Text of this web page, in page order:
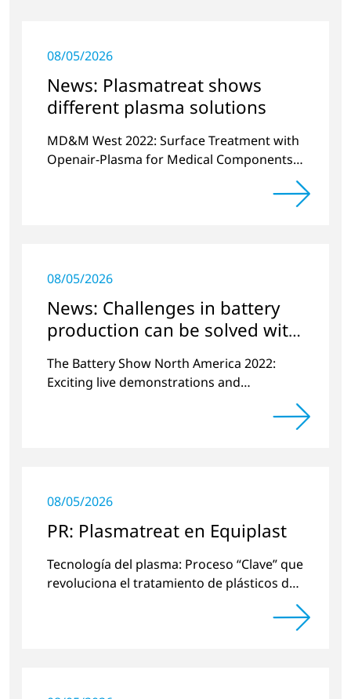
08/05/2026
News: Plasmatreat shows
different plasma solutions
MD&M West 2022: Surface Treatment with
Openair-Plasma for Medical Components
08/05/2026
News: Challenges in battery
production can be solved with
plasma
The Battery Show North America 2022:
Exciting live demonstrations and
battery cell manufacturing and plasma
08/05/2026
PR: Plasmatreat en Equiplast
Tecnología del plasma: Proceso “Clave” que
revoluciona el tratamiento de plásticos de